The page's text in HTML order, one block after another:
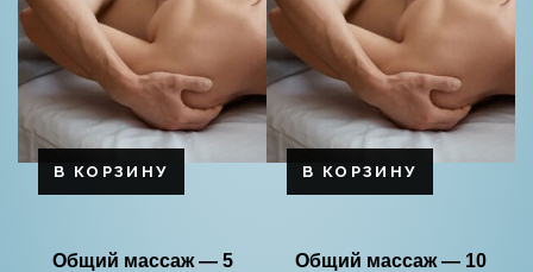
В КОРЗИНУ
Общий массаж — 5
В КОРЗИНУ
Общий массаж — 10